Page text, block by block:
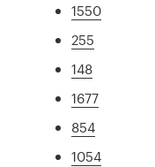
1550
255
148
1677
854
1054